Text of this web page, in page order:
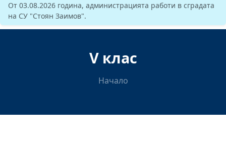
От 03.08.2026 година, администрацията работи в сградата
на СУ "Стоян Заимов".
V клас
Начало